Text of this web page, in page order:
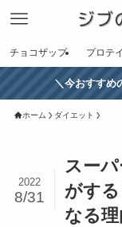
チョコザップ プロテ
＼今おすすめ
ホーム ダイエット
スー
がす
なる理
2022
8/31